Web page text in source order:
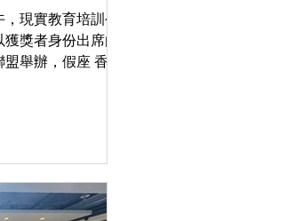
現實教育培訓公
獎者身份出席由
舉辦，假座 香港